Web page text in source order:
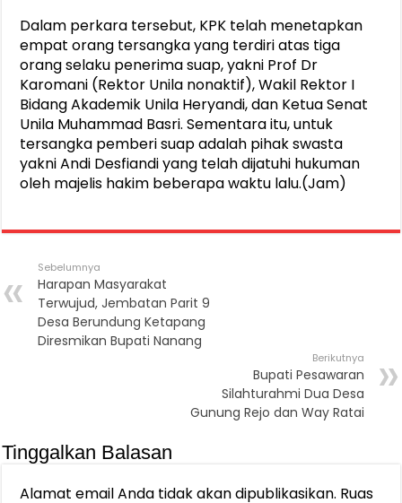
Dalam perkara tersebut, KPK telah menetapkan
empat orang tersangka yang terdiri atas tiga
orang selaku penerima suap, yakni Prof Dr
Karomani (Rektor Unila nonaktif), Wakil Rektor I
Bidang Akademik Unila Heryandi, dan Ketua Senat
Unila Muhammad Basri. Sementara itu, untuk
tersangka pemberi suap adalah pihak swasta
yakni Andi Desfiandi yang telah dijatuhi hukuman
oleh majelis hakim beberapa waktu lalu.(Jam)
Sebelumnya
Harapan Masyarakat
Terwujud, Jembatan Parit 9
Desa Berundung Ketapang
Diresmikan Bupati Nanang
Berikutnya
Bupati Pesawaran
Silahturahmi Dua Desa
Gunung Rejo dan Way Ratai
Tinggalkan Balasan
Alamat email Anda tidak akan dipublikasikan. Ruas